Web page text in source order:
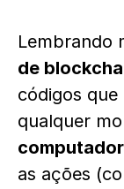
Lembrando
de
códigos
qualquer
as ações